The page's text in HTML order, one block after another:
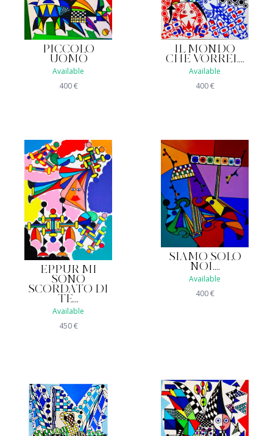
PICCOLO
UOMO
Available
400€
IL MONDO
CHE VORREI....
Available
400€
EPPUR MI
SONO
SCORDATO DI
TE...
Available
450€
SIAMO SOLO
NOI....
Available
400€